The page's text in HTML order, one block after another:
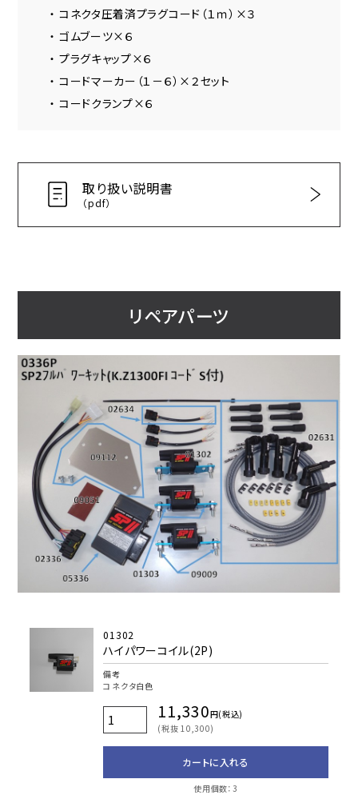
・ コネクタ圧着済プラグコード（１ｍ）×３
・ ゴムブーツ×６
・ プラグキャップ×６
・ コードマーカー（１－６）×２セット
・ コードクランプ×６
取り扱い説明書
（pdf）
リペアパーツ
01302
ハイパワーコイル(2P)
備考
コネクタ白色
11,330円(税込)
(税抜 10,300)
カートに入れる
使用個数：3